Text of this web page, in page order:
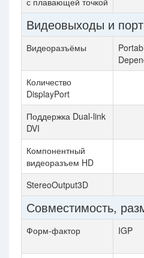
Видеовыходы и
Видеоразъёмы
Количество
DisplayPort
Поддержка Dual-link
DVI
Компонентный
видеоразъем HD
StereoOutput3D
Совместимость,
Форм-фактор IGP